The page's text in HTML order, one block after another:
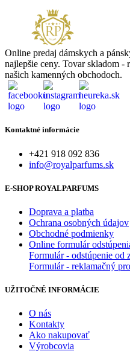
Online predaj dámskych a
najlepšie ceny. Tovar skladom -
našich kamenných obchodoch.
Kontaktné informácie
+421 918 092 836
info@royalparfums.sk
E-SHOP ROYALPARFUMS
Doprava a platba
Ochrana osobných údajov
Obchodné podmienky
Online formulár
Formulár - odstúpenie od
Formulár - reklamačný
UŽITOČNÉ INFORMÁCIE
O nás
Kontakty
Ako nakupovať
Výrobcovia